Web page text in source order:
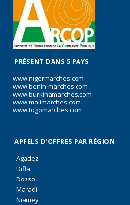
PRÉSENT DANS 5 PAYS
www.nigermarches.com
www.benin-marches.com
www.burkinamarches.com
www.malimarches.com
www.togomarches.com
APPELS D’OFFRES PAR RÉGION
Agadez
Diffa
Dosso
Maradi
Niamey